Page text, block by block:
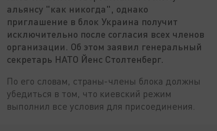
альянсу "как никогда", однако
приглашение в блок Украина получит
исключительно после согласия всех членов
организации. Об этом заявил генеральный
секретарь НАТО Йенс Столтенберг.
По его словам, страны-члены блока должны
убедиться в том, что киевский режим
выполнил все условия для присоединения.